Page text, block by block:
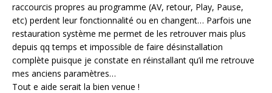
raccourcis propres au programme (AV, retour, Play, Pause,
etc) perdent leur fonctionnalité ou en changent… Parfois une
restauration système me permet de les retrouver mais plus
depuis qq temps et impossible de faire désinstallation
complète puisque je constate en réinstallant qu’il me retrouve
mes anciens paramètres…
Tout e aide serait la bien venue !